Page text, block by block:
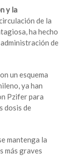
y la
de la
ha hecho
de
un esquema
ya han
Pzifer para
dosis de
mantenga la
más graves